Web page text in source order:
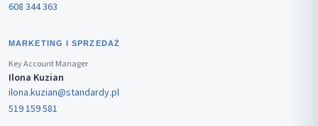
608 344 363
MARKETING I SPRZEDAŻ
Key Account Manager
Ilona Kuzian
ilona.kuzian@standardy.pl
519 159 581